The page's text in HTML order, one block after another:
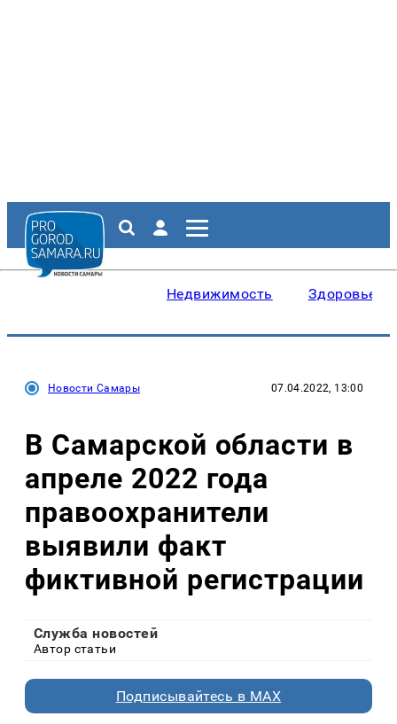
Недвижимость Здоровье
Новости Самары 07.04.2022, 13:00
В Самарской области в
апреле 2022 года
правоохранители
выявили факт
фиктивной регистрации
Служба новостей
Автор статьи
Подписывайтесь в MAX